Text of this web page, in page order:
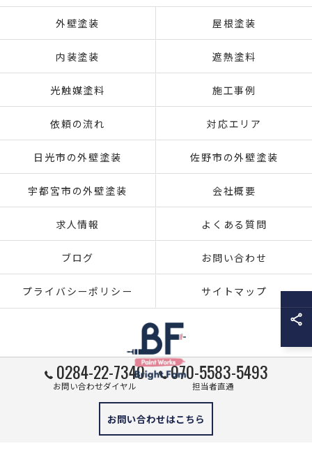
0284-22-7340
お問い合わせダイヤル
070-5583-5493
担当者直通
お問い合わせはこちら
外壁塗装 屋根塗装
内装塗装 遮熱塗料
光触媒塗料 施工事例
依頼の流れ 対応エリア
日光市の外壁塗装 佐野市の外壁塗装
宇都宮市の外壁塗装 会社概要
求人情報 よくある質問
ブログ お問い合わせ
プライバシーポリシー サイトマップ
© 2026 栃木県足利市の外壁塗装ならブライト・ファム株式会社 ALL RIGHTS